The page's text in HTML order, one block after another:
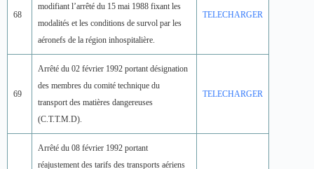
68
modifiant l’arrêté du 15 mai 1988 fixant les
modalités et les conditions de survol par les
aéronefs de la région inhospitalière.
TELECHARGER
69
Arrêté du 02 février 1992 portant désignation
des membres du comité technique du
transport des matières dangereuses
(C.T.T.M.D).
TELECHARGER
Arrêté du 08 février 1992 portant
réajustement des tarifs des transports aériens